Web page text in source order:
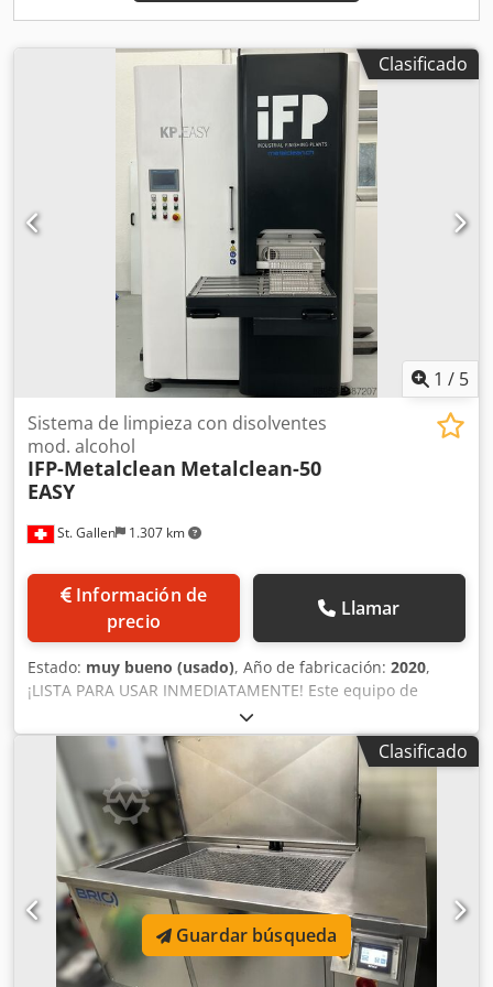
Clasificado
1 / 5
St. Gallen 1.307 km
Sistema de limpieza con disolventes
mod. alcohol
IFP-Metalclean Metalclean-50
EASY
Información de
precio
Llamar
Estado: muy bueno (usado), Año de fabricación: 2020,
¡LISTA PARA USAR INMEDIATAMENTE! Este equipo de
desengrase funciona con alcohol modificado y en
condiciones de vacío. Desengrase de componentes
metálicos contaminados con aceite y virutas procedentes
del mecanizado. Disolventes utilizables: alcoholes
modificados. Hidrocarburos de la clase AIII (punto de
inflamación > 55 °C). Ultrasonido Weber, 750 W, 40 kHz.
Mesa de carga doble. Doble filtro de bolsa. Aplicación de
aceite como protección contra la corrosión (por
pulverización). Filtro de cartucho. Muy buen estado (el
equipo se ha utilizado muy poco). 6 meses de garantía.
Disponible en Service Metalclean AG. Proceso del equipo:
desengrase por pulverización, inmersión, ultrasonido y
Clasificado
Guardar búsqueda